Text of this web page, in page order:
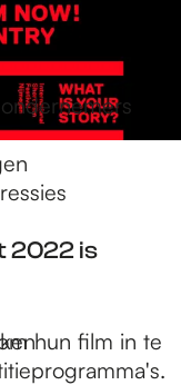
2022 is
hun film in te